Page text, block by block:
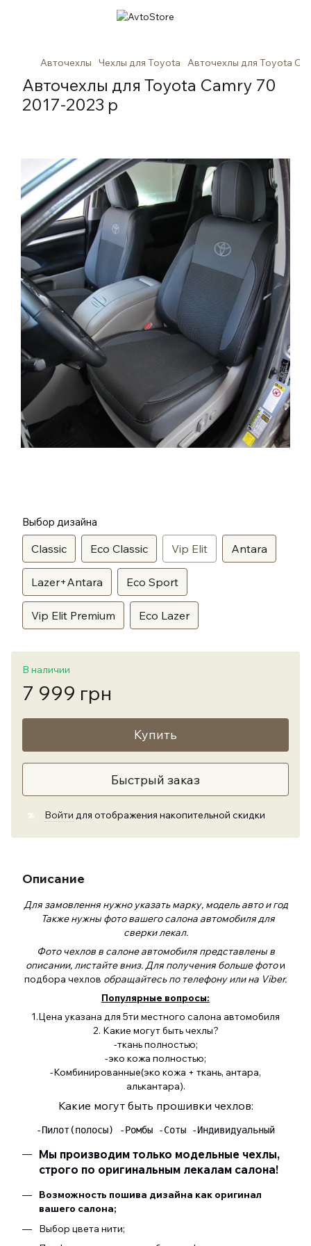
Авточехлы Чехлы для Toyota Авточехлы для Toyota
Авточехлы для Toyota Camry 70
2017-2023 р
Выбор дизайна
Classic Eco Classic Vip Elit Antara
Lazer+Antara Eco Sport
Vip Elit Premium Eco Lazer
В наличии
7 999 грн
Купить
Быстрый заказ
% Войти для отображения накопительной скидки
Описание
Для замовлення нужно указать марку, модель авто и год
Также нужны фото вашего салона автомобиля для
сверки лекал.
Фото чехлов в салоне автомобиля представлены в
описании, листайте вниз. Для получения больше фотои
подбора чехлов обращайтесь по телефону или на Viber.
Популярные вопросы:
1.Цена указана для 5ти местного салона автомобиля
2. Какие могут быть чехлы?
-ткань полностью;
-эко кожа полностью;
-Комбинированные(эко кожа + ткань, антара,
алькантара).
Какие могут быть прошивки чехлов:
-Пилот(полосы) -Ромбы -Соты -Индивидуальный
Мы производим только модельные чехлы,
строго по оригинальным лекалам салона!
Возможность пошива дизайна как оригинал
вашего салона;
Выбор цвета нити;